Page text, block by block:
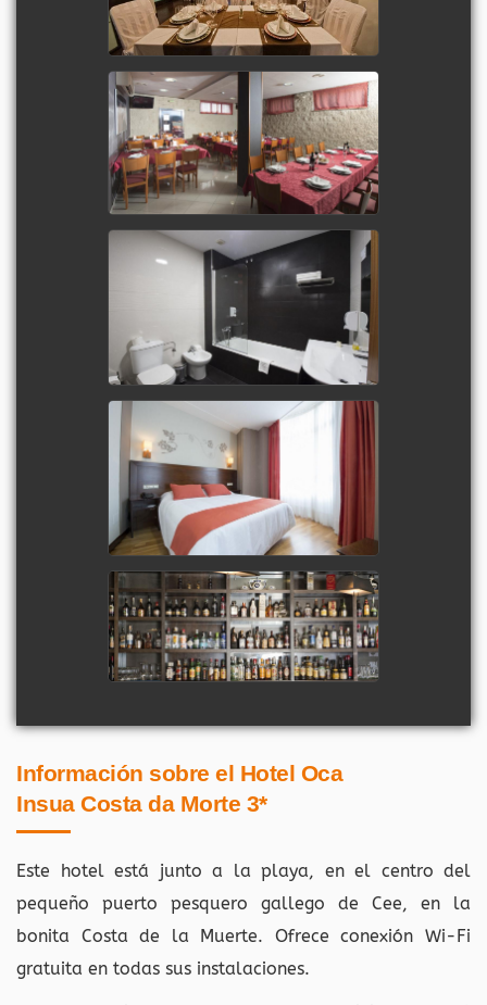
Información sobre el Hotel Oca
Insua Costa da Morte 3*
Este hotel está junto a la playa, en el centro del
pequeño puerto pesquero gallego de Cee, en la
bonita Costa de la Muerte. Ofrece conexión Wi-Fi
gratuita en todas sus instalaciones.